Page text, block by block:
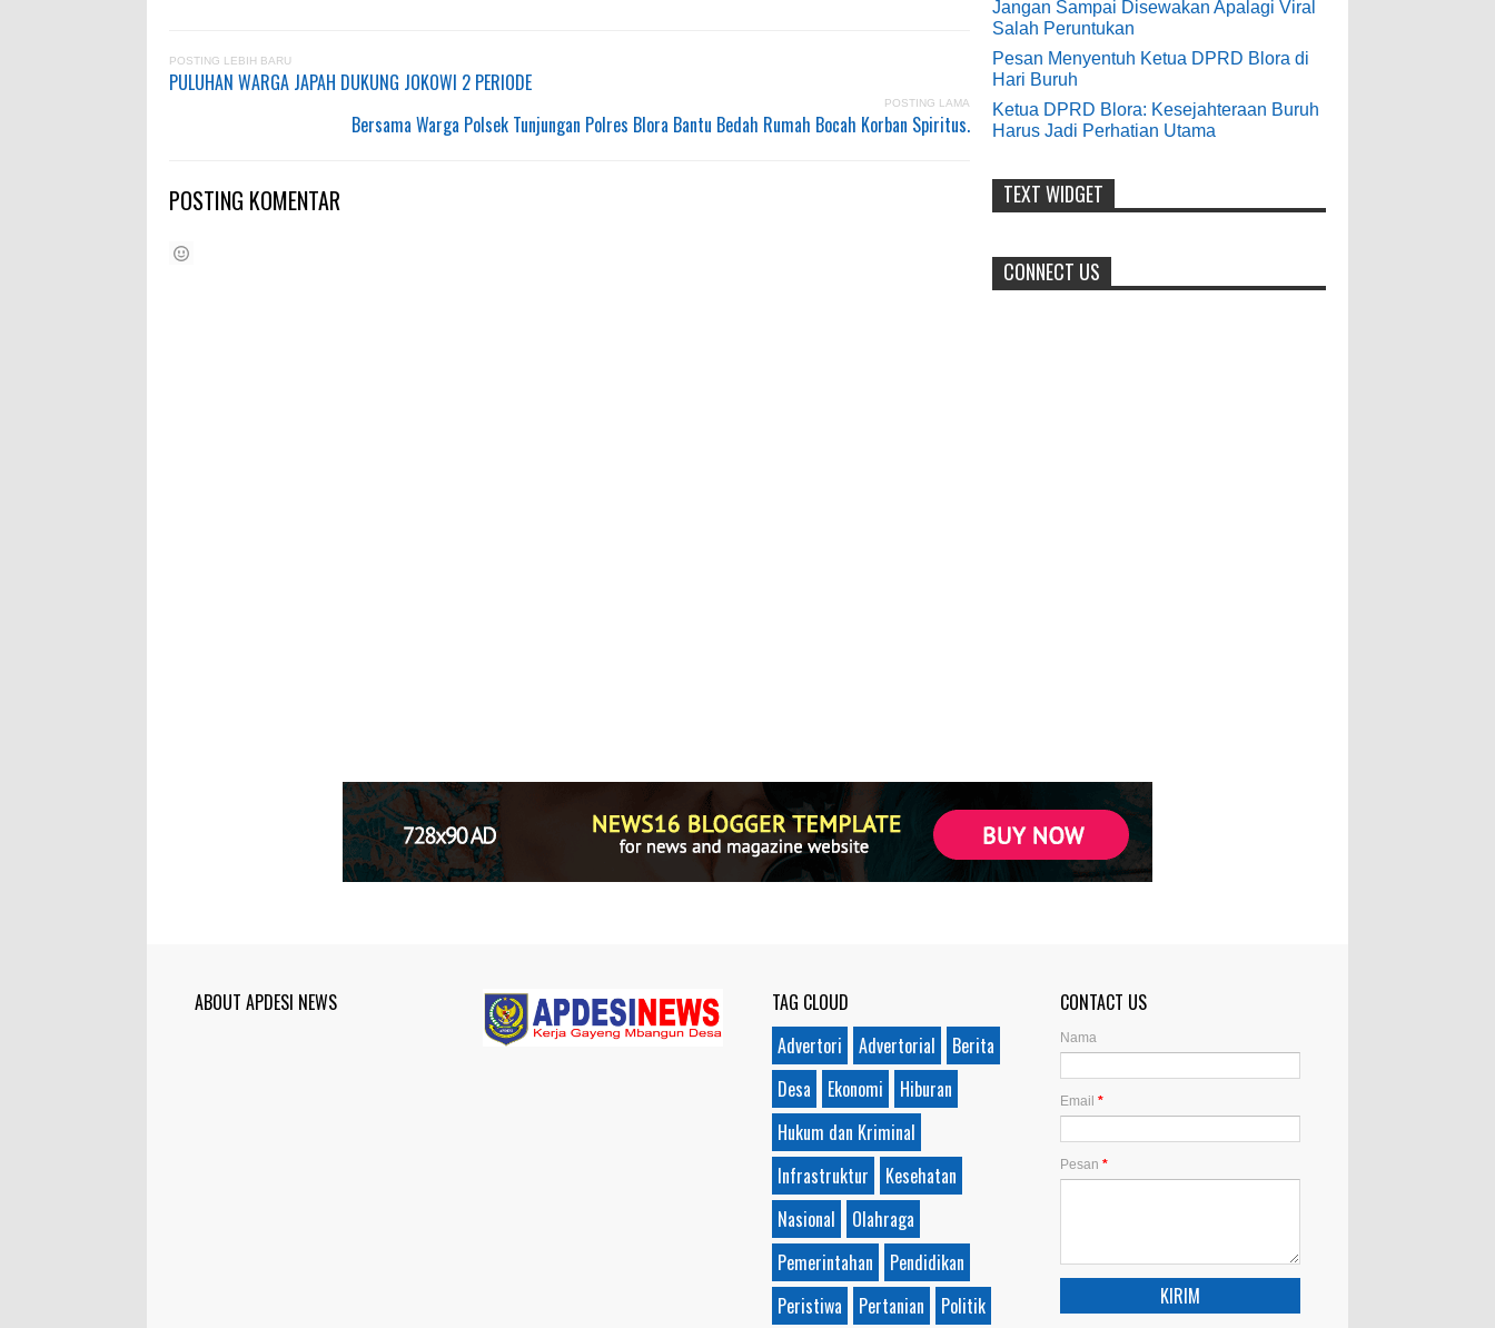
POSTING LEBIH BARU
PULUHAN WARGA JAPAH DUKUNG JOKOWI 2 PERIODE
POSTING LAMA
Bersama Warga Polsek Tunjungan Polres Blora Bantu Bedah Rumah Bocah Korban Spiritus.
POSTING KOMENTAR
yang baik bisa meningkatkan ekonomi
masyarakat sekitar. Amin
Anonymous:
7-21-2019
honorer
Jangan Sampai Disewakan Apalagi Viral
Salah Peruntukan
Pesan Menyentuh Ketua DPRD Blora di
Hari Buruh
Ketua DPRD Blora: Kesejahteraan Buruh
Harus Jadi Perhatian Utama
TEXT WIDGET
CONNECT US
ABOUT APDESI NEWS
TAG CLOUD
Advertori
Advertorial
Berita
Desa
Ekonomi
Hiburan
Hukum dan Kriminal
Infrastruktur
Kesehatan
Nasional
Olahraga
Pemerintahan
Pendidikan
Peristiwa
Pertanian Politik
CONTACT US
Nama
Email *
Pesan *